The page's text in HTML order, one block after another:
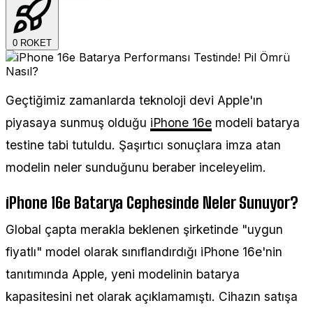
0 ROKET
Geçtiğimiz zamanlarda teknoloji devi Apple'ın
piyasaya sunmuş olduğu iPhone 16e modeli batarya
testine tabi tutuldu. Şaşırtıcı sonuçlara imza atan
modelin neler sunduğunu beraber inceleyelim.
iPhone 16e Batarya Cephesinde Neler Sunuyor?
Global çapta merakla beklenen şirketinde "uygun
fiyatlı" model olarak sınıflandırdığı iPhone 16e'nin
tanıtımında Apple, yeni modelinin batarya
kapasitesini net olarak açıklamamıştı. Cihazın satışa